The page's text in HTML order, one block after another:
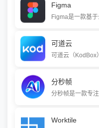
Figma
可道云
分秒帧
Worktile